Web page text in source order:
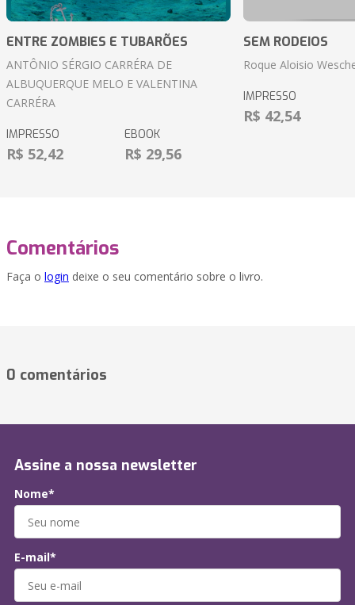
ENTRE ZOMBIES E TUBARÕES
ANTÔNIO SÉRGIO CARRÉRA DE
ALBUQUERQUE MELO E VALENTINA
CARRÉRA
IMPRESSO
R$ 52,42
EBOOK
R$ 29,56
SEM RODEIOS
Roque Aloisio
IMPRESSO
R$ 42,54
Comentários
Faça o login deixe o seu comentário sobre o livro.
0 comentários
Assine a nossa newsletter
Nome*
E-mail*